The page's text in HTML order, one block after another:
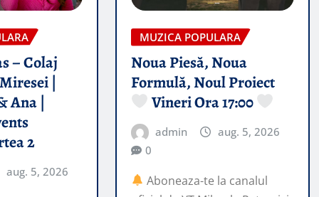
– Colaj
|
Ana |
2
aug. 5, 2026
MUZICA POPULARA
Noua Piesă, Noua
Formulă, Noul Proiect
Vineri Ora 17:00
admin
aug. 5, 2026
0
Aboneaza-te la canalul